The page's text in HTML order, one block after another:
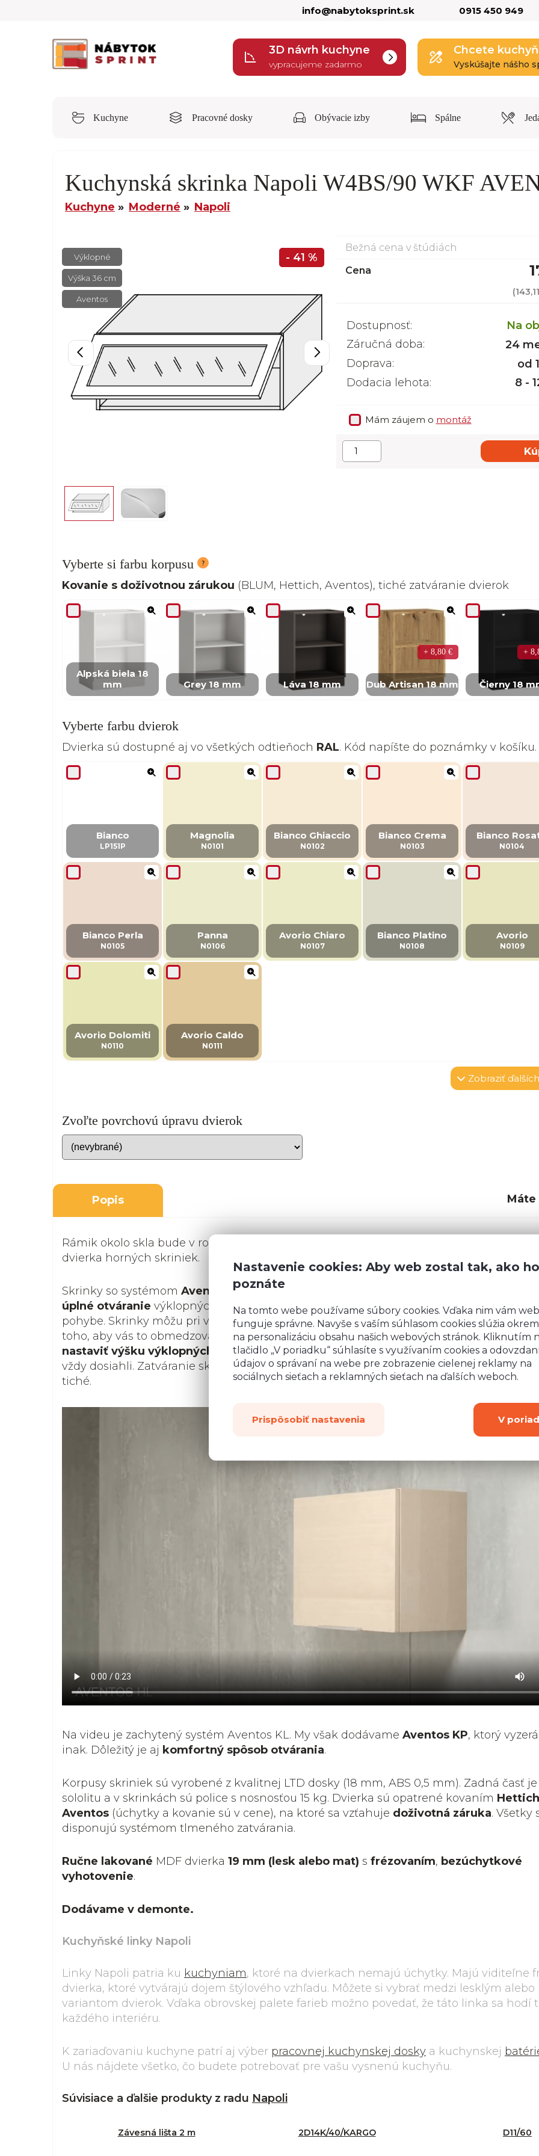
info@nabytoksprint.sk 0915 450 949
3D návrh kuchyne
vypracujeme zadarmo
Chcete
Vyskúšajte nášho
Kuchyne Pracovné dosky Obývacie izby Spálne
Kuchynská skrinka Napoli W4BS/90 WKF
Kuchyne Moderné Napoli
Výklopné
Výška 36 cm
Aventos
- 41 %
Bežná cena v štúdiách
Cena
(
Dostupnosť:
Na
Záručná doba:
24
Doprava:
od
Dodacia lehota:
8 -
Mám záujem o montáž
Vyberte si farbu korpusu
Kovanie s doživotnou zárukou (BLUM, Hettich, Aventos), tiché zatváranie dvierok
Alpská biela 18
mm
Grey 18 mm Láva 18 mm Dub Artisan 18 mm
+ 8,80 €
Čierny 18
+
Vyberte farbu dvierok
Dvierka sú dostupné aj vo všetkých odtieňoch RAL. Kód napíšte do poznámky v košíku.
Bianco
LP151P
Magnolia
N0101
Bianco Ghiaccio
N0102
Bianco Crema
N0103
Bianco
N0104
Bianco Perla
N0105
Panna
N0106
Avorio Chiaro
N0107
Bianco Platino
N0108
Avorio
N0109
Avorio Dolomiti
N0110
Avorio Caldo
N0111
Zobraziť
Zvoľte povrchovú úpravu dvierok
Popis
Hĺbka:
Návod na montáž
Rámik okolo skla bude v rovnakom dekore ako ostatné
dvierka horných skriniek.
Skrinky so systémom Aventos poskytujú
úplné otváranie výklopných častí. Získate voľnosť v
pohybe. Skrinky môžu pri varení zostať otvorené bez
toho, aby vás to obmedzovalo, a navyše si môžete
nastaviť výšku výklopných častítak, aby ste na dvierka
vždy dosiahli. Zatváranie skrinky je hladké, mäkké a
tiché.
Na videu je zachytený systém Aventos KL. My však dodávame Aventos KP, ktorý
inak. Dôležitý je aj komfortný spôsob otvárania.
Korpusy skriniek sú vyrobené z kvalitnej LTD dosky (18 mm, ABS 0,5 mm). Zadná časť
sololitu a v skrinkách sú police s nosnosťou 15 kg. Dvierka sú opatrené kovaním Hettich
Aventos (úchytky a kovanie sú v cene), na ktoré sa vzťahuje doživotná záruka. Všetky
disponujú systémom tlmeného zatvárania.
Ručne lakované MDF dvierka 19 mm (lesk alebo mat) s frézovaním, bezúchytkové
vyhotovenie.
Dodávame v demonte.
Kuchyňské linky Napoli
Linky Napoli patria ku kuchyniam, ktoré na dvierkach nemajú úchytky. Majú viditeľne
dvierka, ktoré vytvárajú dojem štýlového vzhľadu. Môžete si vybrať medzi lesklým
variantom dvierok. Vďaka obrovskej palete farieb možno povedať, že táto linka sa hodí
každého interiéru.
K zariaďovaniu kuchyne patrí aj výber pracovnej kuchynskej dosky a kuchynskej
U nás nájdete všetko, čo budete potrebovať pre vašu vysnenú kuchyňu.
Súvisiace a ďalšie produkty z radu Napoli
Závesná lišta 2 m 2D14K/40/KARGO D11/60
Nastavenie cookies: Aby web zostal tak, ako ho
poznáte
Na tomto webe používame súbory cookies. Vďaka nim vám web
funguje správne. Navyše s vaším súhlasom cookies slúžia
na personalizáciu obsahu našich webových stránok. Kliknutím
tlačidlo „V poriadku“ súhlasíte s využívaním cookies a
údajov o správaní na webe pre zobrazenie cielenej reklamy na
sociálnych sieťach a reklamných sieťach na ďalších weboch.
Prispôsobiť nastavenia V